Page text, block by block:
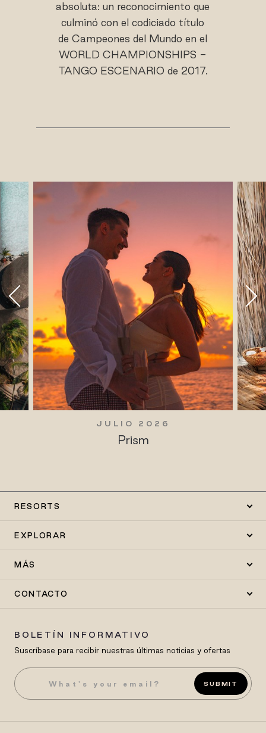
absoluta: un reconocimiento que
culminó con el codiciado título
de Campeones del Mundo en el
WORLD CHAMPIONSHIPS -
TANGO ESCENARIO de 2017.
JULIO 2026
Prism
RESORTS
EXPLORAR
MÁS
CONTACTO
BOLETÍN INFORMATIVO
Suscríbase para recibir nuestras últimas noticias y ofertas
SUBMIT